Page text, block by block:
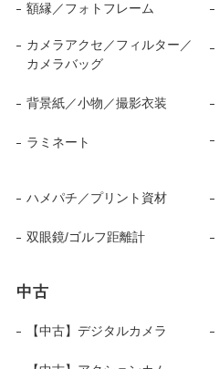
額縁／フォトフレーム
カメラアクセ／フィルター／
カメラバッグ
背景紙／小物／撮影衣装
ラミネート
ハメパチ／プリント資材
双眼鏡/ゴルフ距離計
中古
【中古】デジタルカメラ